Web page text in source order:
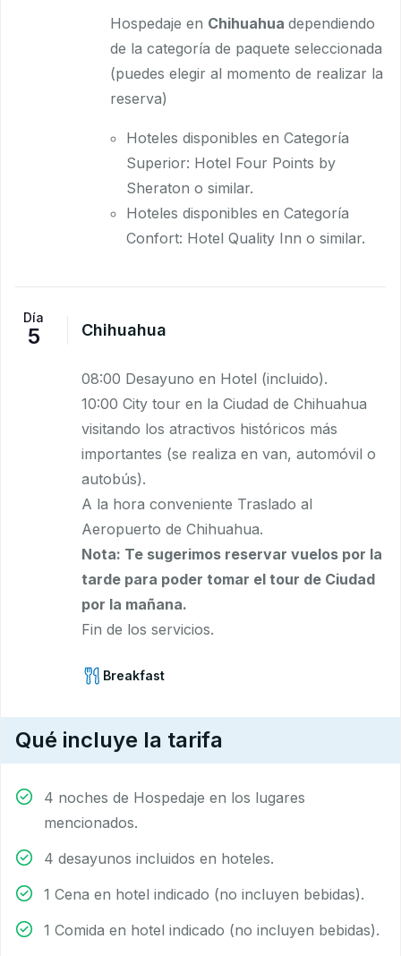
Hospedaje en Chihuahua dependiendo
de la categoría de paquete seleccionada
(puedes elegir al momento de realizar la
reserva)
Hoteles disponibles en Categoría
Superior: Hotel Four Points by
Sheraton o similar.
Hoteles disponibles en Categoría
Confort: Hotel Quality Inn o similar.
Día
5 Chihuahua
08:00 Desayuno en Hotel (incluido).
10:00 City tour en la Ciudad de Chihuahua
visitando los atractivos históricos más
importantes (se realiza en van, automóvil o
autobús).
A la hora conveniente Traslado al
Aeropuerto de Chihuahua.
Nota: Te sugerimos reservar vuelos por la
tarde para poder tomar el tour de Ciudad
por la mañana.
Fin de los servicios.
Breakfast
Qué incluye la tarifa
4 noches de Hospedaje en los lugares
mencionados.
4 desayunos incluidos en hoteles.
1 Cena en hotel indicado (no incluyen bebidas).
1 Comida en hotel indicado (no incluyen bebidas).